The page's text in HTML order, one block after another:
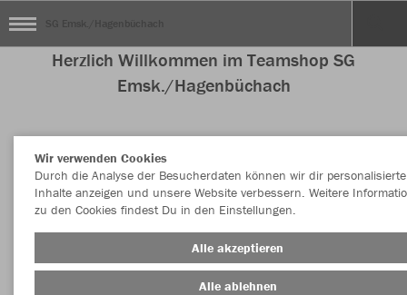
SG Emsk./Hagenbüchach
Herzlich Willkommen im Teamshop SG
Emsk./Hagenbüchach
Nachhaltig Farbe
Wir verwenden Cookies
Durch die Analyse der Besucherdaten können wir dir personalisierte
Inhalte anzeigen und unsere Website verbessern. Weitere
zu den Cookies findest Du in den Einstellungen.
Alle akzeptieren
Alle ablehnen